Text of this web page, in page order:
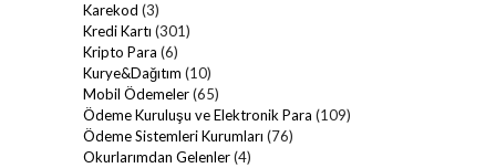
Karekod (3)
Kredi Kartı (301)
Kripto Para (6)
Kurye&Dağıtım (10)
Mobil Ödemeler(65)
Ödeme Kuruluşu ve Elektronik Para (109)
Ödeme Sistemleri Kurumları (76)
Okurlarımdan Gelenler(4)